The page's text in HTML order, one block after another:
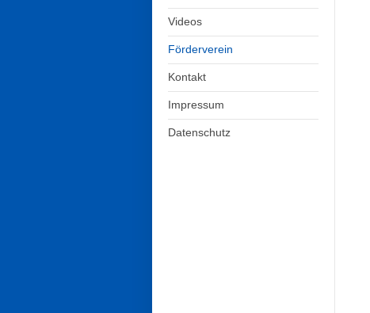
Videos
Förderverein
Kontakt
Impressum
Datenschutz